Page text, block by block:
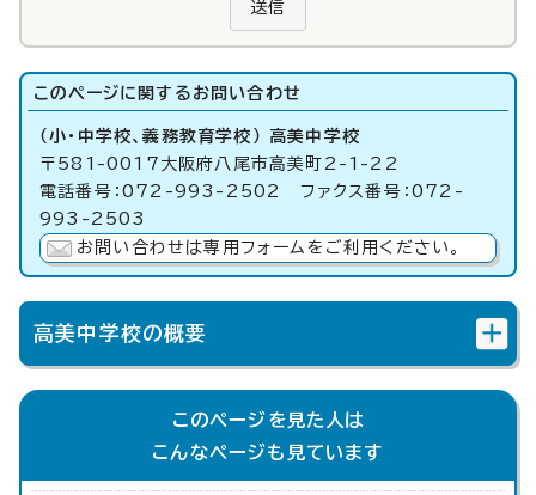
送信
このページに関する お問い合わせ
（小・中学校、義務教育学校） 高美中学校
〒581-0017大阪府八尾市高美町2-1-22
電話番号：072-993-2502 ファクス番号：072-
993-2503
お問い合わせは専用フォームをご利用ください。
高美中学校の概要
このページを見た人は
こんなページも見ています